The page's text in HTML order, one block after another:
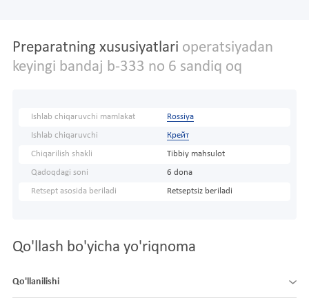
Preparatning xususiyatlari operatsiyadan
keyingi bandaj b-333 no 6 sandiq oq
Ishlab chiqaruvchi mamlakat Rossiya
Ishlab chiqaruvchi Крейт
Chiqarilish shakli Tibbiy mahsulot
Qadoqdagi soni 6 dona
Retsept asosida beriladi Retseptsiz beriladi
Qo'llash bo'yicha yo'riqnoma
Qo'llanilishi